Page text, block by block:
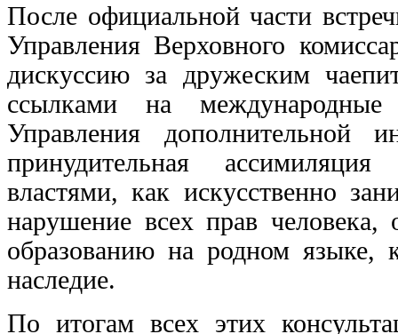
После официальной части
Управления Верховного
дискуссию за дружеским
ссылками на
Управления дополнительной
принудительная
властями, как искусственно
нарушение всех прав человека,
образованию на родном языке,
наследие.
По итогам всех этих